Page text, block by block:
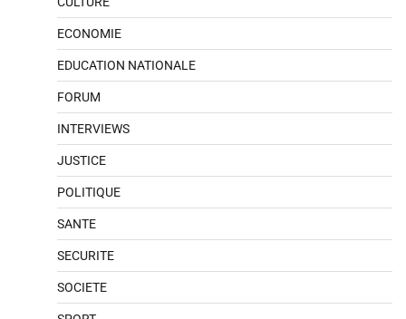
ECONOMIE
EDUCATION NATIONALE
FORUM
INTERVIEWS
JUSTICE
POLITIQUE
SANTE
SECURITE
SOCIETE